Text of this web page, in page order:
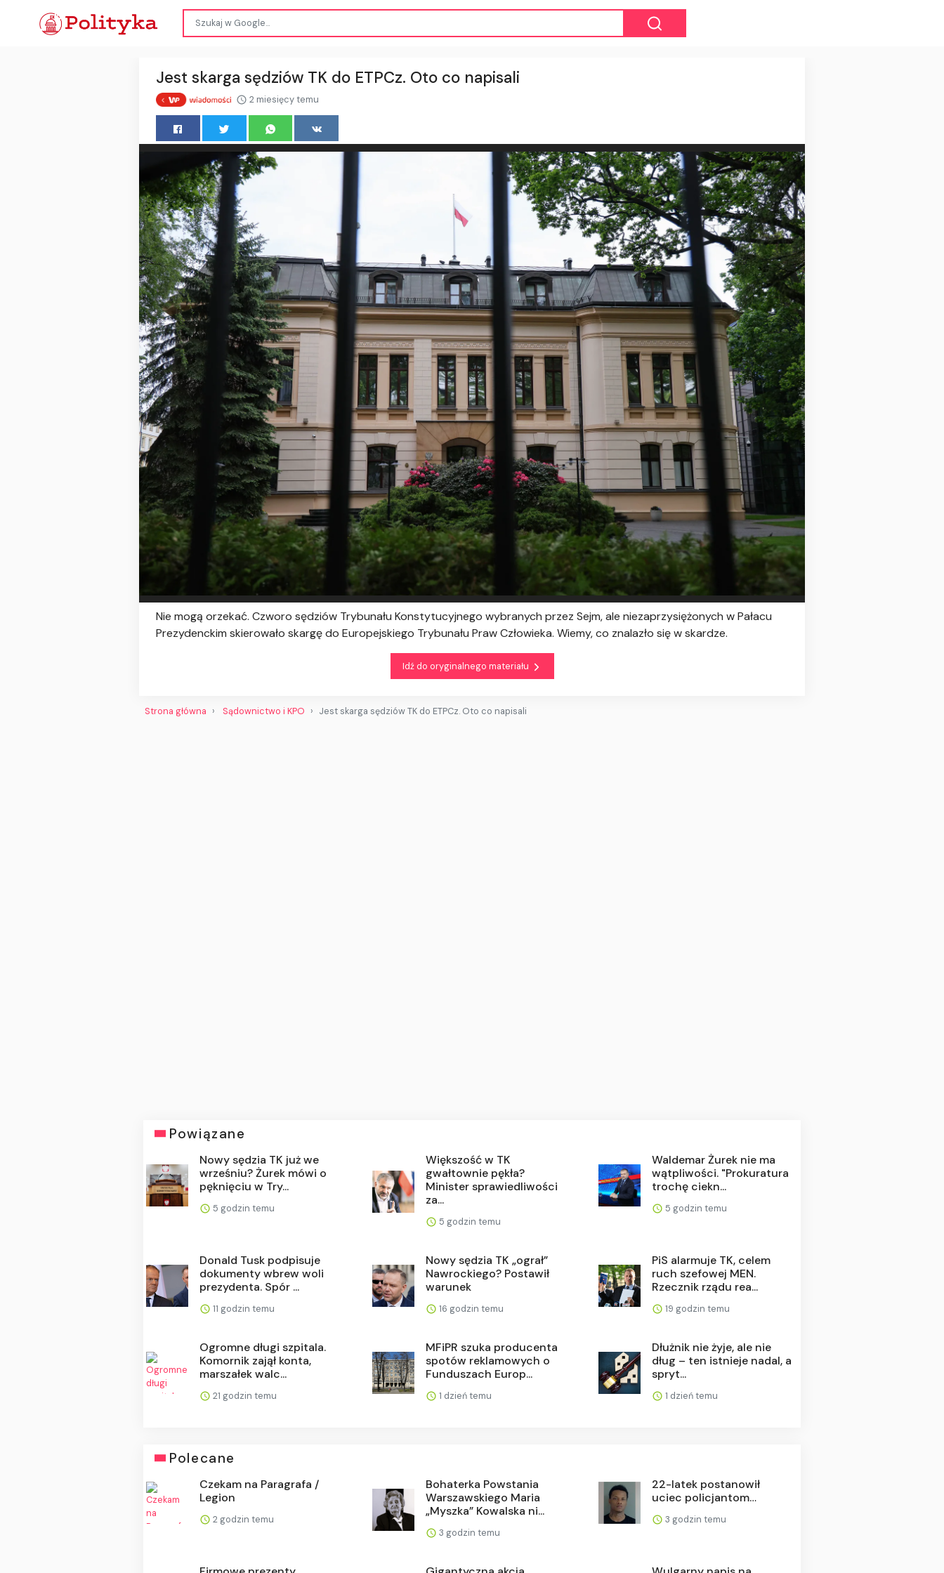
Jest skarga sędziów TK do ETPCz. Oto co napisali
2 miesięcy temu
Nie mogą orzekać. Czworo sędziów Trybunału Konstytucyjnego wybranych przez Sejm, ale niezaprzysiężonych w Pałacu
Prezydenckim skierowało skargę do Europejskiego Trybunału Praw Człowieka. Wiemy, co znalazło się w skardze.
Idź do oryginalnego materiału
Strona główna Sądownictwo i KPO Jest skarga sędziów TK do ETPCz. Oto co napisali
Powiązane
Nowy sędzia TK już we
wrześniu? Żurek mówi o
pęknięciu w Try...
5 godzin temu
Większość w TK
gwałtownie pękła?
Minister sprawiedliwości
za...
5 godzin temu
Waldemar Żurek nie ma
wątpliwości. "Prokuratura
trochę ciekn...
5 godzin temu
Donald Tusk podpisuje
dokumenty wbrew woli
prezydenta. Spór ...
11 godzin temu
Nowy sędzia TK „ograł”
Nawrockiego? Postawił
warunek
16 godzin temu
PiS alarmuje TK, celem
ruch szefowej MEN.
Rzecznik rządu rea...
19 godzin temu
Ogromne długi szpitala.
Komornik zajął konta,
marszałek walc...
21 godzin temu
MFiPR szuka producenta
spotów reklamowych o
Funduszach Europ...
1 dzień temu
Dłużnik nie żyje, ale nie
dług – ten istnieje nadal, a
spryt...
1 dzień temu
Polecane
Czekam na Paragrafa /
Legion
2 godzin temu
Bohaterka Powstania
Warszawskiego Maria
„Myszka” Kowalska ni...
3 godzin temu
22-latek postanowił
uciec policjantom…
3 godzin temu